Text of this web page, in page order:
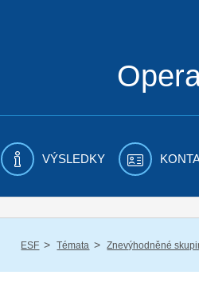
VÝSLEDKY
ESF / Témata / Znevýhodněné